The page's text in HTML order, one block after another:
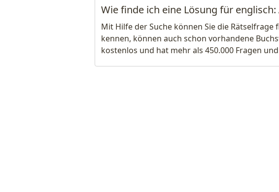
Wie finde ich eine Lösung für englisch:
Mit Hilfe der Suche können Sie die
kennen, können auch schon vorhandene
kostenlos und hat mehr als 450.000 Fragen